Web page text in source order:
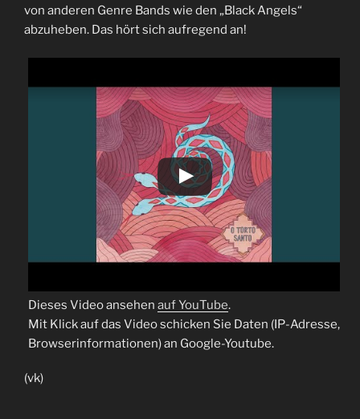
von anderen Genre Bands wie den „Black Angels“
abzuheben. Das hört sich aufregend an!
Dieses Video ansehen auf YouTube.
Mit Klick auf das Video schicken Sie Daten (IP-Adresse,
Browserinformationen) an Google-Youtube.
(vk)